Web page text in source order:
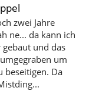
zwei Jahre
ne... da kann ich
und das
um
beseitigen. Da